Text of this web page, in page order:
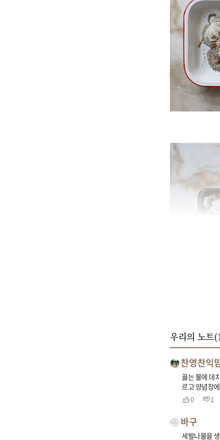
우리의 노트(
찬영찬익
끓는 물에 데
르고 양념장
0 1
바구
세발나물을